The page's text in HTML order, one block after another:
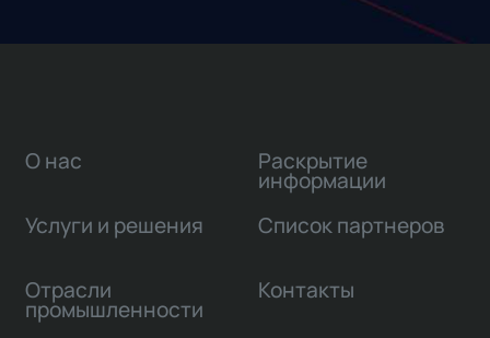
О нас
Услуги и решения
Отрасли
промышленности
Раскрытие
информации
Список партнеров
Контакты